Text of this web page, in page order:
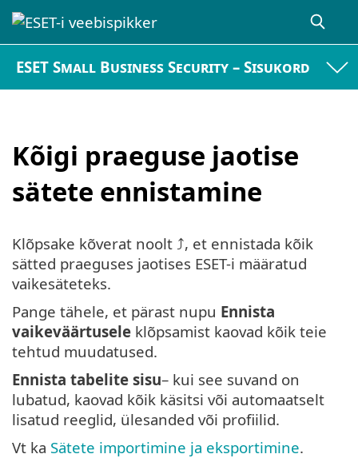
ESET Small Business Security – Sisukord
Kõigi praeguse jaotise
sätete ennistamine
Klõpsake kõverat noolt ⤴, et ennistada kõik
sätted praeguses jaotises ESET-i määratud
vaikesäteteks.
Pange tähele, et pärast nupu Ennista
vaikeväärtusele klõpsamist kaovad kõik teie
tehtud muudatused.
Ennista tabelite sisu– kui see suvand on
lubatud, kaovad kõik käsitsi või automaatselt
lisatud reeglid, ülesanded või profiilid.
Vt ka Sätete importimine ja eksportimine.